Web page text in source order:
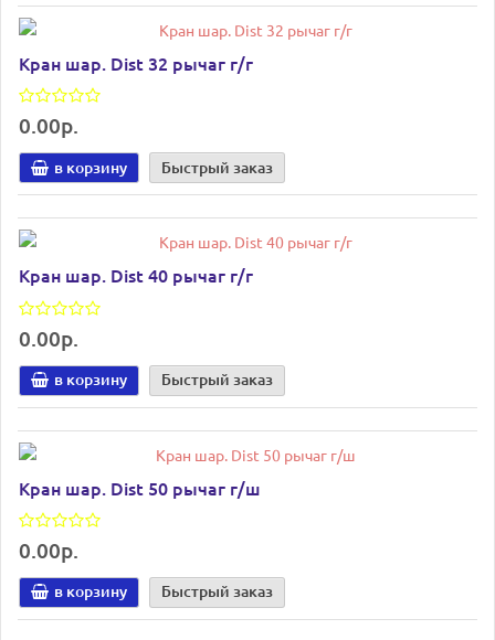
Кран шар. Dist 32 рычаг г/г
0.00р.
в корзину Быстрый заказ
Кран шар. Dist 40 рычаг г/г
0.00р.
в корзину Быстрый заказ
Кран шар. Dist 50 рычаг г/ш
0.00р.
в корзину Быстрый заказ